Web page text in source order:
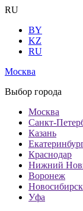
RU
BY
KZ
RU
Москва
Выбор города
Москва
Санкт-
Казань
Краснодар
Нижний
Воронеж
Новосибирск
Уфа